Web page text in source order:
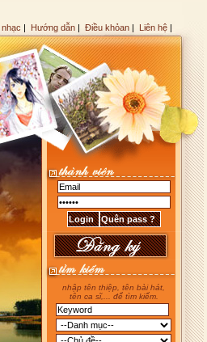
nhạc | Hướng dẫn | Điều khỏan | Liên hệ |
nhập tên thiệp, tên bài hát,
tên ca sĩ,... để tìm kiếm.